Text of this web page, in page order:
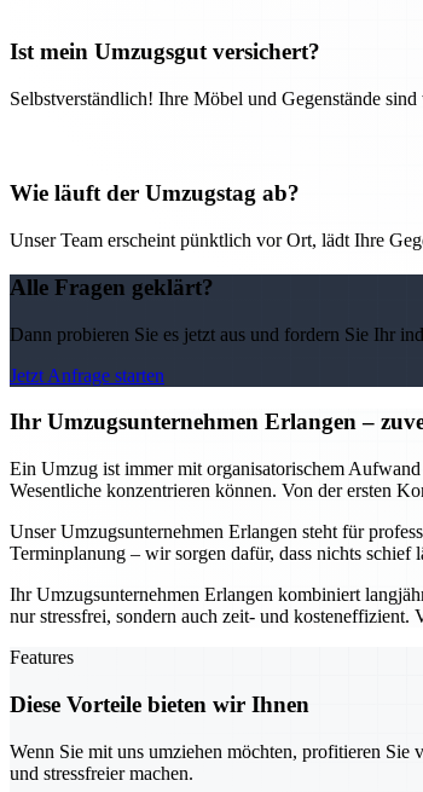
Ist mein Umzugsgut versichert?
Selbstverständlich! Ihre Möbel und Gegenstände
Wie läuft der Umzugstag ab?
Unser Team erscheint pünktlich vor Ort, lädt Ihre
Alle Fragen geklärt?
Dann probieren Sie es jetzt aus und fordern Sie Ihr
Jetzt Anfrage starten
Ihr Umzugsunternehmen Erlangen –
Ein Umzug ist immer mit organisatorischem
Wesentliche konzentrieren können. Von der ersten
Unser Umzugsunternehmen Erlangen steht für
Terminplanung – wir sorgen dafür, dass nichts
Ihr Umzugsunternehmen Erlangen kombiniert
nur stressfrei, sondern auch zeit- und
Features
Diese Vorteile bieten wir Ihnen
Wenn Sie mit uns umziehen möchten, profitieren
und stressfreier machen.